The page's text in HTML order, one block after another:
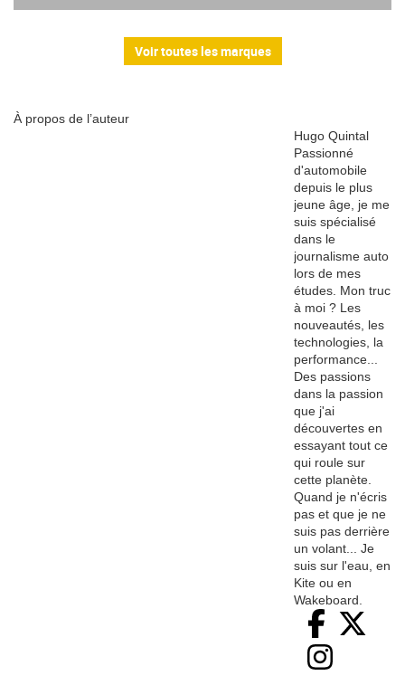
Voir toutes les marques
À propos de l’auteur
Hugo Quintal
Passionné
d'automobile
depuis le plus
jeune âge, je me
suis spécialisé
dans le
journalisme auto
lors de mes
études. Mon truc
à moi ? Les
nouveautés, les
technologies, la
performance...
Des passions
dans la passion
que j'ai
découvertes en
essayant tout ce
qui roule sur
cette planète.
Quand je n'écris
pas et que je ne
suis pas derrière
un volant... Je
suis sur l'eau, en
Kite ou en
Wakeboard.